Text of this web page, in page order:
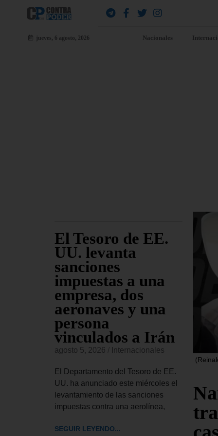
jueves, 6 agosto, 2026 Nacionales
El Tesoro de EE.
UU. levanta
sanciones
impuestas a una
empresa, dos
aeronaves y una
persona
vinculados a Irán
agosto 5, 2026 Internacionales
El Departamento del Tesoro de EE.
UU. ha anunciado este miércoles el
levantamiento de las sanciones
impuestas contra una aerolínea,
SEGUIR LEYENDO...
El